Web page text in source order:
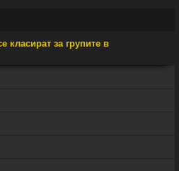
класират за групите в